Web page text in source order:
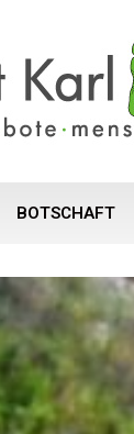
BOTSCHAFT